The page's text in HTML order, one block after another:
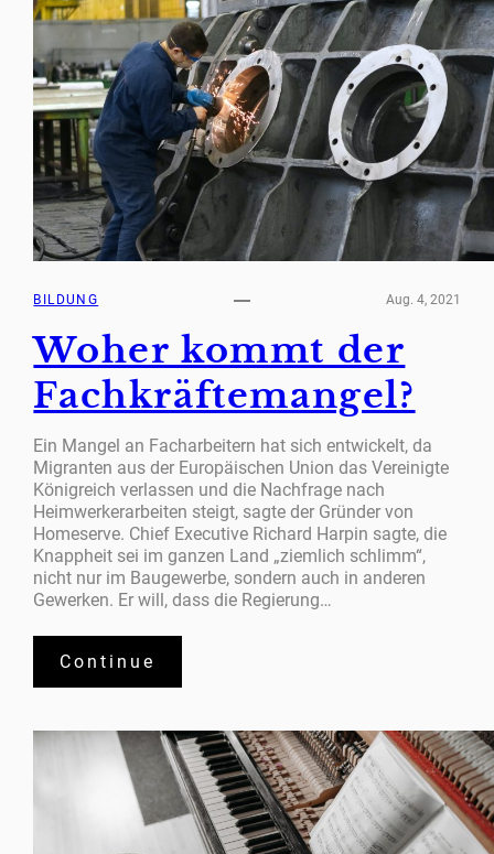
BILDUNG Aug. 4, 2021
Woher kommt der
Fachkräftemangel?
Ein Mangel an Facharbeitern hat sich entwickelt, da
Migranten aus der Europäischen Union das Vereinigte
Königreich verlassen und die Nachfrage nach
Heimwerkerarbeiten steigt, sagte der Gründer von
Homeserve. Chief Executive Richard Harpin sagte, die
Knappheit sei im ganzen Land „ziemlich schlimm“,
nicht nur im Baugewerbe, sondern auch in anderen
Gewerken. Er will, dass die Regierung…
Continue